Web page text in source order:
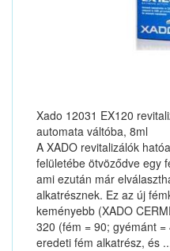
Xado 12031 EX120
automata váltóba, 8ml
A XADO revitalizálók
felületébe ötvöződve egy
ami ezután már
alkatrésznek. Ez az új
keményebb (XADO
320 (fém = 90; gyémánt
eredeti fém alkatrész, és